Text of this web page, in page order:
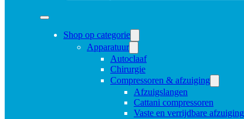
Shop op categorie
Apparatuur
Autoclaaf
Chirurgie
Compressoren & afzuiging
Afzuigslangen
Cattani compressoren
Vaste en verrijdbare afzuiging